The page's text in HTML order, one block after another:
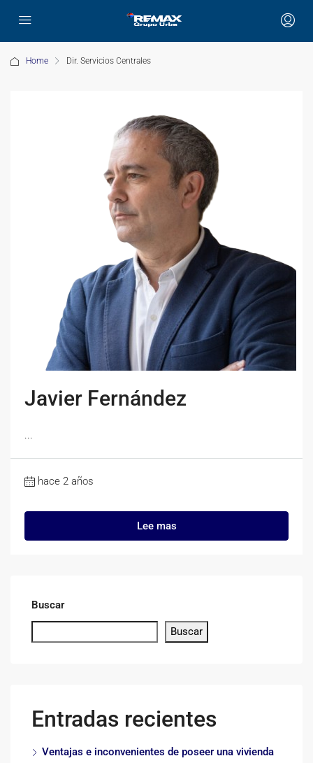
Home Dir. Servicios Centrales
Javier Fernández
...
hace 2 años
Lee mas
Buscar
Buscar
Entradas recientes
Ventajas e inconvenientes de poseer una vivienda